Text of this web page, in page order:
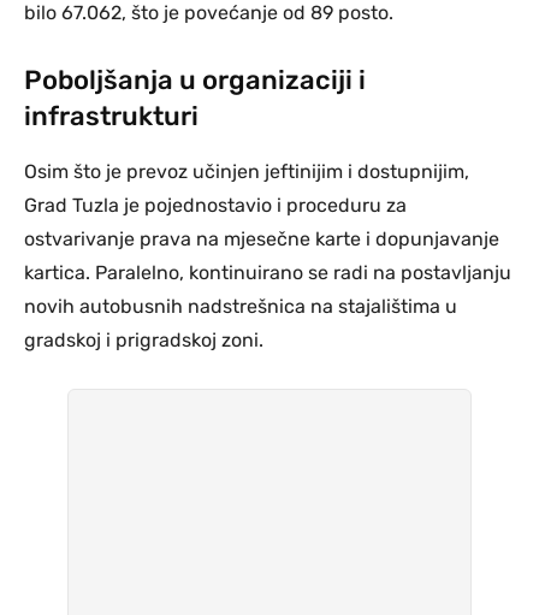
bilo 67.062, što je povećanje od 89 posto.
Poboljšanja u organizaciji i
infrastrukturi
Osim što je prevoz učinjen jeftinijim i dostupnijim,
Grad Tuzla je pojednostavio i proceduru za
ostvarivanje prava na mjesečne karte i dopunjavanje
kartica. Paralelno, kontinuirano se radi na postavljanju
novih autobusnih nadstrešnica na stajalištima u
gradskoj i prigradskoj zoni.